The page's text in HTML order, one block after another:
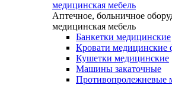
медицинская мебель
Аптечное, больничное
медицинская мебель
Банкетки медицинские
Кровати медицинские
Кушетки медицинские
Машины закаточные
Противопролежневые